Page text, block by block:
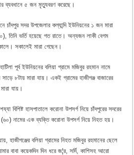
ব্যবধানে ৫ জন মৃত্যুবরণ করেছে।
চাঁদপুর সদর উপজেলার কল্যান্দি ইউনিয়নের ১ জন মারা
তিনি ভর্তি হয়েছে গত রাতে। অন্যজন লাকী বেগম
সকালেই মারা গেছেন।
পূর্ব ইউনিয়নের বলিয়া গ্রামে মজিবুর রহমান নামে
৮টায় মারা যায়। একই গ্রামের হাজীগঞ্জ বাজারের
যায়।
বিশিষ্ট হাসপাতালে করোনা উপসর্গ নিয়ে চাঁদপুরের সদরের
(৬০) নামের এক ব্যক্তি করোনা উপসর্গ নিয়ে নিহত হয়।
হাজীগঞ্জের বলিয়া গ্রামের নিহত মজিবুর রহমানের ছেলে
বাবা কয়েকদিন দিন ধরে জ¦র, সর্দি, কাশিসহ আরো